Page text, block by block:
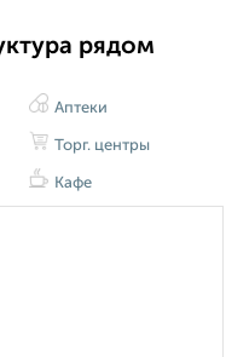
рядом
Аптеки
Торг. центры
Кафе